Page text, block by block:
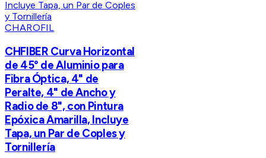
CHAROFIL
CHFIBER Curva Horizontal
de 45° de Aluminio para
Fibra Óptica, 4" de
Peralte, 4" de Ancho y
Radio de 8", con Pintura
Epóxica Amarilla, Incluye
Tapa, un Par de Coples y
Tornillería